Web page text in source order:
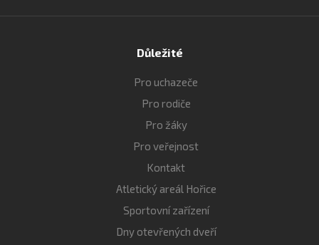
Důležité
Pro uchazeče
Pro rodiče
Pro žáky
Pro veřejnost
Kontakt
Atletický areál Hořice
Sportovní zařízení
Dny otevřených dveří